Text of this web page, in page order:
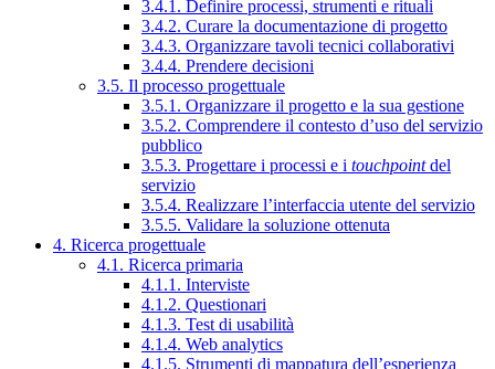
3.4.1. Definire processi, strumenti e rituali
3.4.2. Curare la documentazione di progetto
3.4.3. Organizzare tavoli tecnici collaborativi
3.4.4. Prendere decisioni
3.5. Il processo progettuale
3.5.1. Organizzare il progetto e la sua gestione
3.5.2. Comprendere il contesto d’uso del servizio
pubblico
3.5.3. Progettare i processi e i touchpointdel
servizio
3.5.4. Realizzare l’interfaccia utente del servizio
3.5.5. Validare la soluzione ottenuta
4. Ricerca progettuale
4.1. Ricerca primaria
4.1.1. Interviste
4.1.2. Questionari
4.1.3. Test di usabilità
4.1.4. Web analytics
4.1.5. Strumenti di mappatura dell’esperienza